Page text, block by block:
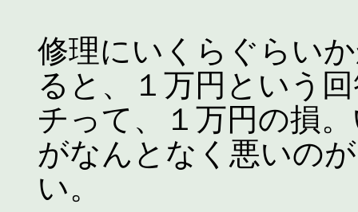
修理にいくらぐらい
ると、１万円という
チって、１万円の損
がなんとなく悪いの
い。